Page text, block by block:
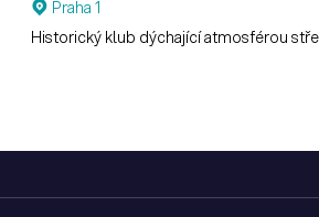
Praha 1
Historický klub dýchající atmosférou